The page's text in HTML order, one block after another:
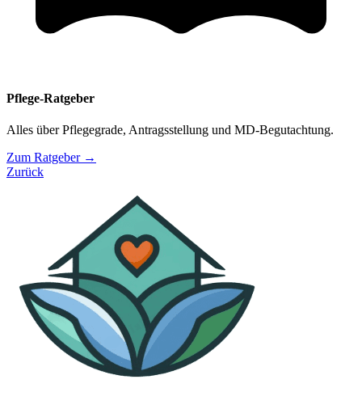
Pflege-Ratgeber
Alles über Pflegegrade, Antragsstellung und MD-Begutachtung.
Zum Ratgeber →
Zurück